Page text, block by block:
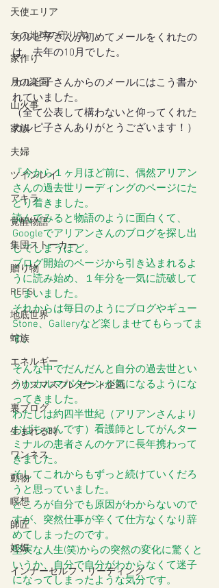
天使エリア
女の地球の守り方
家作り
月の楽園
山火事
家族
夫婦
ツインレイ
アキラ
覚醒物語
集団ストーカー
贈り物
REFSI
地底世界
蛇族
エネルギー
クリスマスプレゼント企画
裏ブログ
生まれる時
ワンネス
動物
瞑想
師匠
妊娠
インナーセルフ・リーディング
カルピ子さんが初めてメールをくれたの
は、去年の10月でした。
カルピ子さんからのメールにはこう書か
れていました。
（全て公表して構わないと仰ってくれた
カルピ子さんありがとうございます！）
『今から１ヶ月ほど前に、偶然アリアン
さんの過去世リーディングのページにた
どり着きました。
読んでみると物語のように面白くて、
Googleでアリアンさんのブログを探し出
してしまうほど。
ブログ開始のページから引き込まれるよ
うに読み始め、１年分を一気に読破して
しまいました。
それからは毎日のようにブログやギュー
Stone、Galleryなど楽しませてもらってま
す。
そんな中でだんだんと自分の過去世とい
うかカルマパターンが気になるようにな
ってきました。
わたしは約四半世紀（アリアンさんより
おばちゃんです）看護師としてがんター
ミナルの患者さんのケアに長年携わって
きました。
そしてこれからもずっと続けていくだろ
うと思っていました。
ところが自分でも原因がわからないので
すが、突然仕事が辛くて仕方なくなり辞
めてしまったのです。
堅実な人生(笑)からの突然の変化に驚くと
いうか、自分で自分がわからなくて迷子
になってしまったような気分です。